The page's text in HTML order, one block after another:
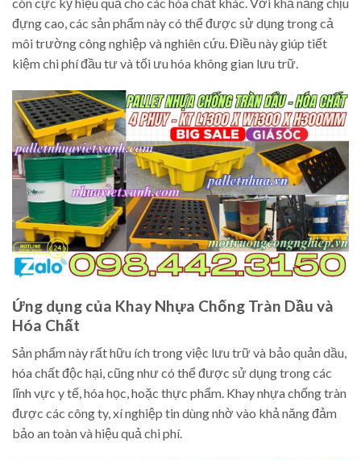
đựng cao, các sản phẩm này có thể được sử dụng trong cả
môi trường công nghiệp và nghiên cứu. Điều này giúp tiết
kiệm chi phí đầu tư và tối ưu hóa không gian lưu trữ.
Ứng dụng của Khay Nhựa Chống Tràn Dầu và
Hóa Chất
Sản phẩm này rất hữu ích trong việc lưu trữ và bảo quản dầu,
hóa chất độc hại, cũng như có thể được sử dụng trong các
lĩnh vực y tế, hóa học, hoặc thực phẩm. Khay nhựa chống tràn
được các công ty, xí nghiệp tin dùng nhờ vào khả năng đảm
bảo an toàn và hiệu quả chi phí.